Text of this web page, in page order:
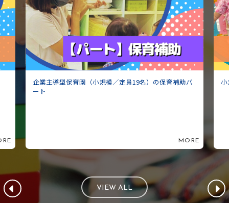
の保育補助パ 小規模保育園のパート調理スタッフ
VIEW ALL